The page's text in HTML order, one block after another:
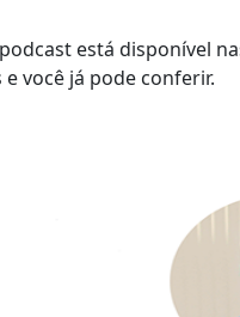
está disponível
você já pode conferir.